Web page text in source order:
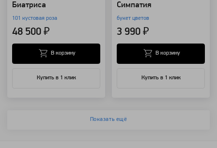
Биатриса
101 кустовая роза
48 500 ₽
Купить в 1 клик
В корзину
Симпатия
букет цветов
3 990 ₽
Купить в 1 клик
В корзину
Показать ещё